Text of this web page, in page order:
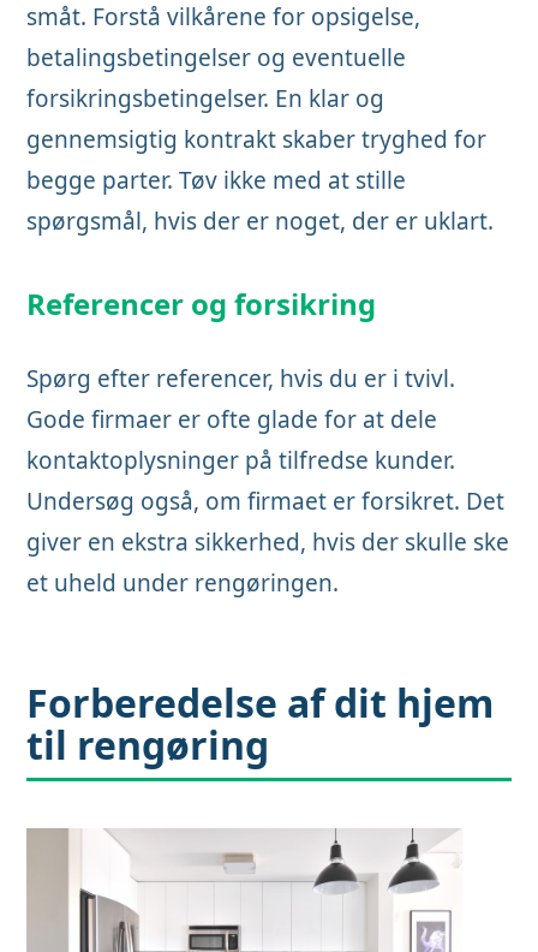
småt. Forstå vilkårene for opsigelse,
betalingsbetingelser og eventuelle
forsikringsbetingelser. En klar og
gennemsigtig kontrakt skaber tryghed for
begge parter. Tøv ikke med at stille
spørgsmål, hvis der er noget, der er uklart.
Referencer og forsikring
Spørg efter referencer, hvis du er i tvivl.
Gode firmaer er ofte glade for at dele
kontaktoplysninger på tilfredse kunder.
Undersøg også, om firmaet er forsikret. Det
giver en ekstra sikkerhed, hvis der skulle ske
et uheld under rengøringen.
Forberedelse af dit hjem
til rengøring